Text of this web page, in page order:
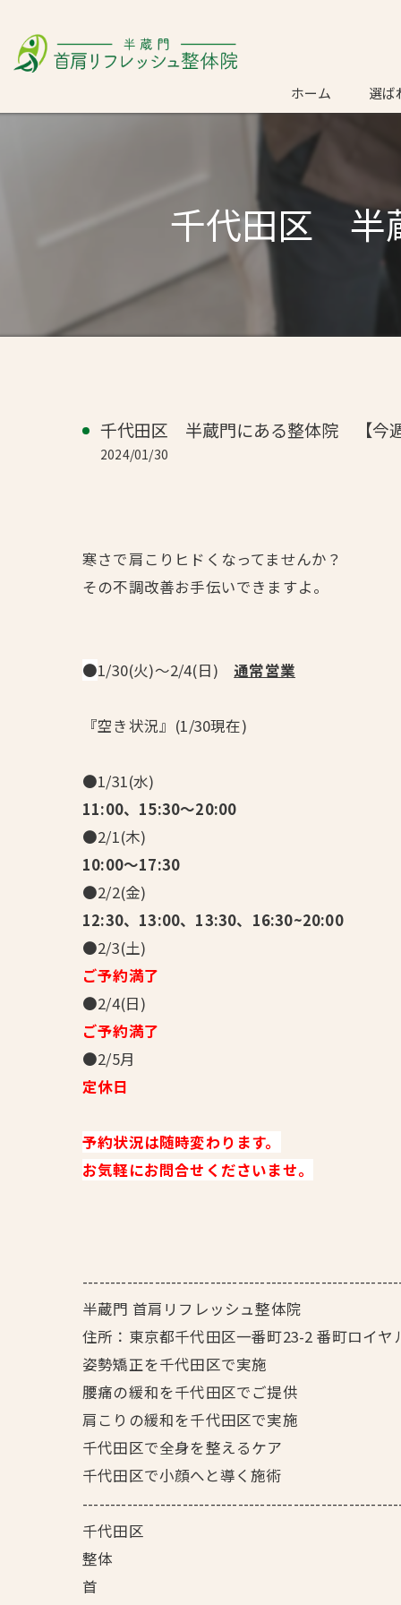
ホーム 選ば
千代田区 半
千代田区 半蔵門にある整体院 【今週
2024/01/30
寒さで肩こりヒドくなってませんか？
その不調改善お手伝いできますよ。
●1/30(火)～2/4(日)通常営業
『空き状況』(1/30現在)
●1/31(水)
11:00、15:30～20:00
●2/1(木)
10:00～17:30
●2/2(金)
12:30、13:00、13:30、16:30~20:00
●2/3(土)
ご予約満了
●2/4(日)
ご予約満了
●2/5月
定休日
予約状況は随時変わります。
お気軽にお問合せくださいませ。
半蔵門 首肩リフレッシュ整体院
住所：東京都千代田区一番町23-2 番町ロイヤ
姿勢矯正を千代田区で実施
腰痛の緩和を千代田区でご提供
肩こりの緩和を千代田区で実施
千代田区で全身を整えるケア
千代田区で小顔へと導く施術
千代田区
整体
首